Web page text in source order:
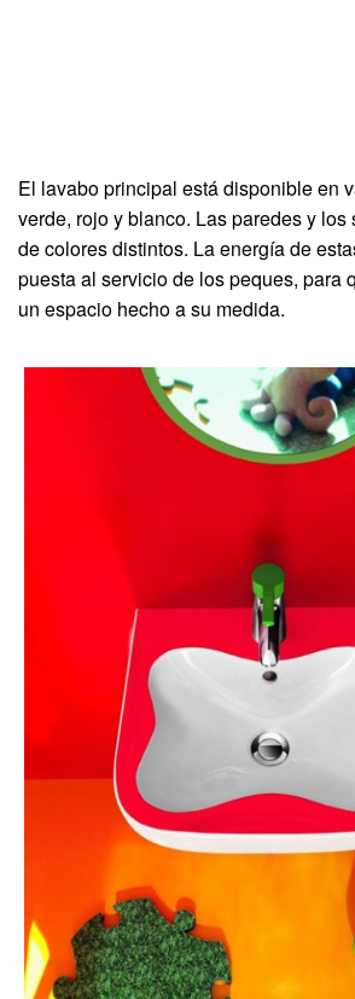
El lavabo principal está disponible en
verde, rojo y blanco. Las paredes y los
de colores distintos. La energía de
puesta al servicio de los peques, para
un espacio hecho a su medida.